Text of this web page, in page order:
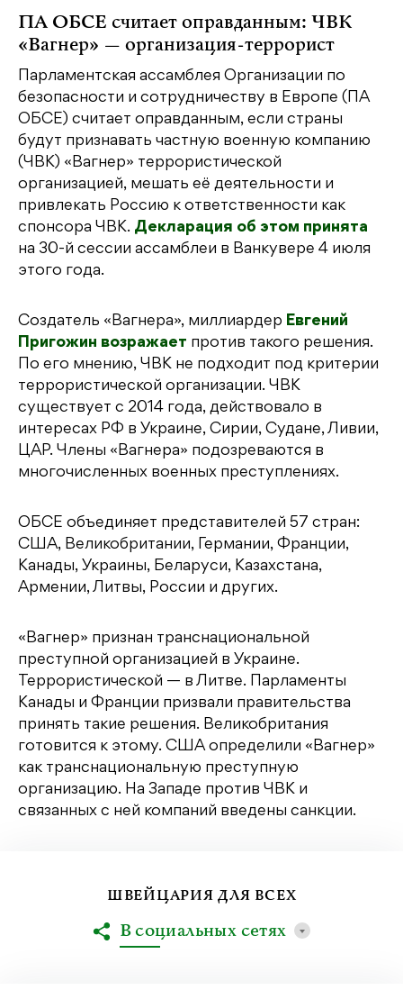
ПА ОБСЕ считает оправданным: ЧВК
«Вагнер» — организация-террорист
Парламентская ассамблея Организации по
безопасности и сотрудничеству в Европе (ПА
ОБСЕ) считает оправданным, если страны
будут признавать частную военную компанию
(ЧВК) «Вагнер» террористической
организацией, мешать её деятельности и
привлекать Россию к ответственности как
спонсора ЧВК. Декларация об этом принята
на 30-й сессии ассамблеи в Ванкувере 4 июля
этого года.
Создатель «Вагнера», миллиардер Евгений
Пригожин возражает против такого решения.
По его мнению, ЧВК не подходит под критерии
террористической организации. ЧВК
существует с 2014 года, действовало в
интересах РФ в Украине, Сирии, Судане, Ливии,
ЦАР. Члены «Вагнера» подозреваются в
многочисленных военных преступлениях.
ОБСЕ объединяет представителей 57 стран:
США, Великобритании, Германии, Франции,
Канады, Украины, Беларуси, Казахстана,
Армении, Литвы, России и других.
«Вагнер» признан транснациональной
преступной организацией в Украине.
Террористической — в Литве. Парламенты
Канады и Франции призвали правительства
принять такие решения. Великобритания
готовится к этому. США определили «Вагнер»
как транснациональную преступную
организацию. На Западе против ЧВК и
связанных с ней компаний введены санкции.
ШВЕЙЦАРИЯ ДЛЯ ВСЕХ
В социальных сетях